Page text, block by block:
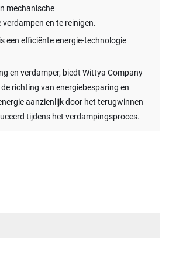
mechanische
en te reinigen.
een efficiënte energie-technologie
en verdamper, biedt Wittya Company
richting van energiebesparing en
aanzienlijk door het terugwinnen
tijdens het verdampingsproces.